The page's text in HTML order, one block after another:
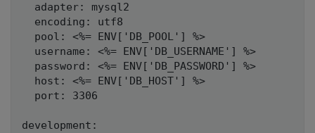
  adapter: mysql2
  encoding: utf8
  pool: <%= ENV['DB_POOL'] %>
  username: <%= ENV['DB_USERNAME'] %>
  password: <%= ENV['DB_PASSWORD'] %>
  host: <%= ENV['DB_HOST'] %>
  port: 3306
development: